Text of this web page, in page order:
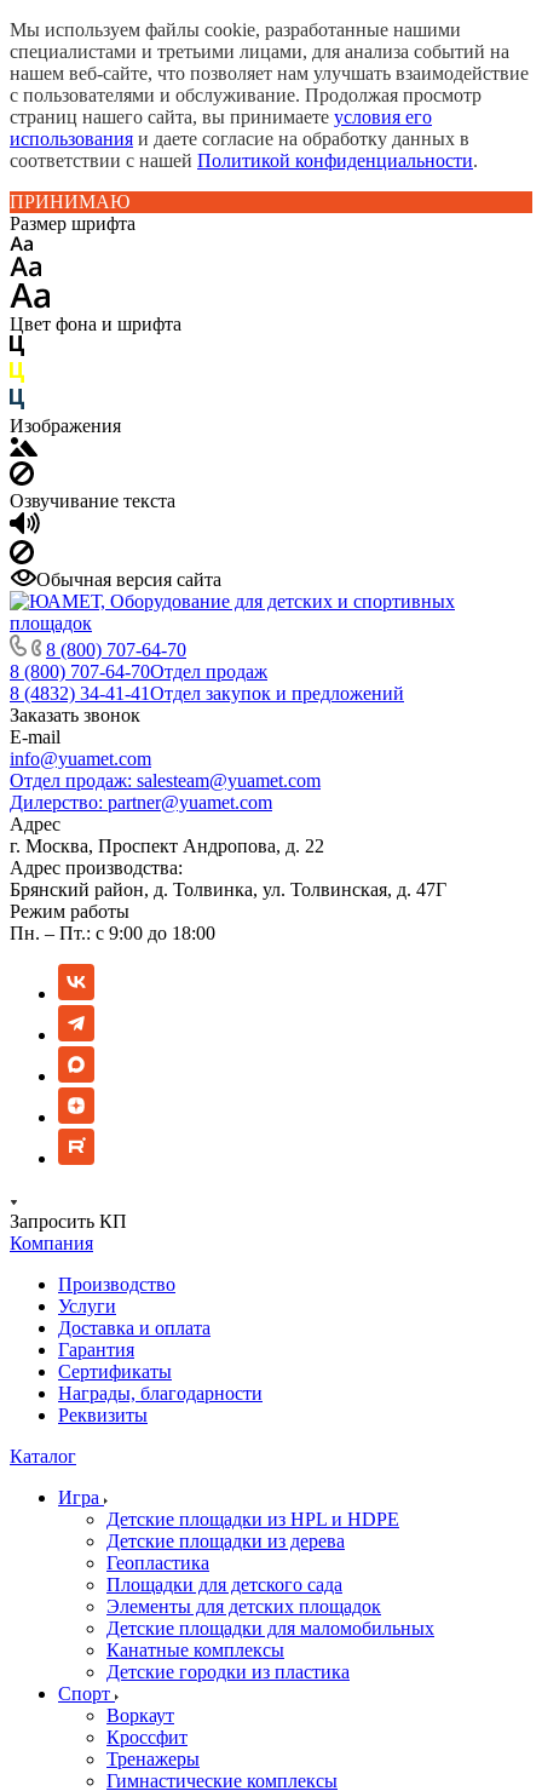
Мы используем файлы cookie, разработанные нашими
специалистами и третьими лицами, для анализа событий на
нашем веб-сайте, что позволяет нам улучшать взаимодействие
с пользователями и обслуживание. Продолжая просмотр
страниц нашего сайта, вы принимаете условия его
использования и даете согласие на обработку данных в
соответствии с нашей Политикой конфиденциальности.
ПРИНИМАЮ
Размер шрифта
Цвет фона и шрифта
Изображения
Озвучивание текста
Обычная версия сайта
8 (800) 707-64-70
8 (800) 707-64-70Отдел продаж
8 (4832) 34-41-41Отдел закупок и предложений
Заказать звонок
E-mail
info@yuamet.com
Отдел продаж: salesteam@yuamet.com
Дилерство: partner@yuamet.com
Адрес
г. Москва, Проспект Андропова, д. 22
Адрес производства:
Брянский район, д. Толвинка, ул. Толвинская, д. 47Г
Режим работы
Пн. – Пт.: с 9:00 до 18:00
Запросить КП
Компания
Производство
Услуги
Доставка и оплата
Гарантия
Сертификаты
Награды, благодарности
Реквизиты
Каталог
Игра
Детские площадки из HPL и HDPE
Детские площадки из дерева
Геопластика
Площадки для детского сада
Элементы для детских площадок
Детские площадки для маломобильных
Канатные комплексы
Детские городки из пластика
Спорт
Воркаут
Кроссфит
Тренажеры
Гимнастические комплексы